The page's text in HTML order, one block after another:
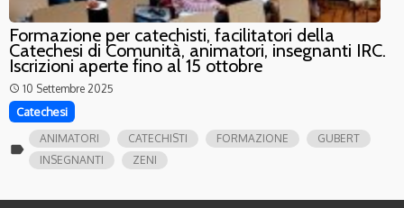
Formazione per catechisti, facilitatori della
Catechesi di Comunità, animatori, insegnanti IRC.
Iscrizioni aperte fino al 15 ottobre
access_time 10 Settembre 2025
Catechesi
label
ANIMATORI CATECHISTI FORMAZIONE
GUBERT
INSEGNANTI
ZENI